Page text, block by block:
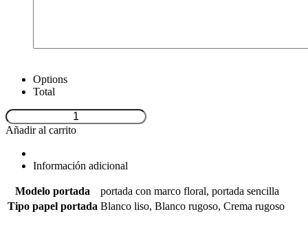
Options
Total
Añadir al carrito
Información adicional
Modelo portada
portada con marco floral, portada sencilla
Tipo papel portada Blanco liso, Blanco rugoso, Crema rugoso